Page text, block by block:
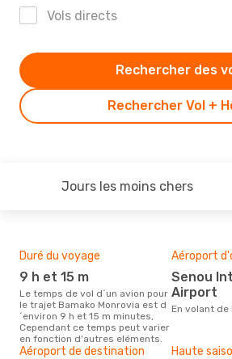
Vols directs
Rechercher Vol +
Rechercher des
Jours les moins chers
Duré du voyage
9 h et 15 m
Le temps de vol d´un avion pour
le trajet Bamako Monrovia est d
´environ 9 h et 15 m minutes,
Cependant ce temps peut varier
en fonction d'autres eléments.
Aéroport
Senou International
Airport
En volant
Aéroport de destination Haute